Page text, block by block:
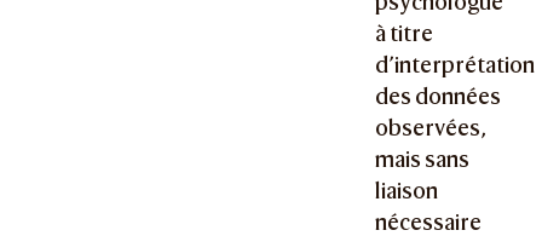
à titre
d’interprétation
des données
observées,
mais sans
liaison
nécessaire